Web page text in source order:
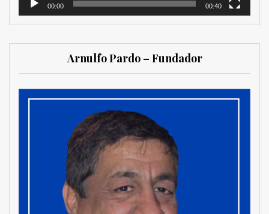
00:00 00:40
Arnulfo Pardo – Fundador